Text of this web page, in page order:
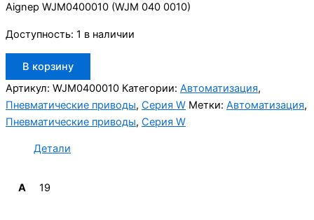
Aignep WJM0400010 (WJM 040 0010)
Доступность: 1 в наличии
товара
Aignep
WJM0400010
В корзину
Артикул: WJM0400010 Категории: Автоматизация,
Пневматические приводы, Серия W Метки: Автоматизация,
Пневматические приводы, Серия W
Детали
A 19